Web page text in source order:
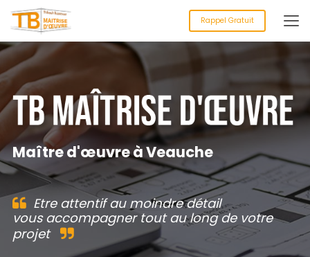
au
contenu
principal
Rappel Gratuit
Maître d'œuvre à Veauche
Etre attentif au moindre détail
vous accompagner tout au long de votre
projet